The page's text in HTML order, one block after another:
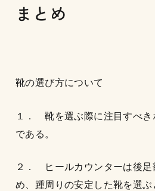
まとめ
靴の選び方について
１． 靴を選ぶ際に注目すべき
である。
２． ヒールカウンターは後足
め、踵周りの安定した靴を選ぶ